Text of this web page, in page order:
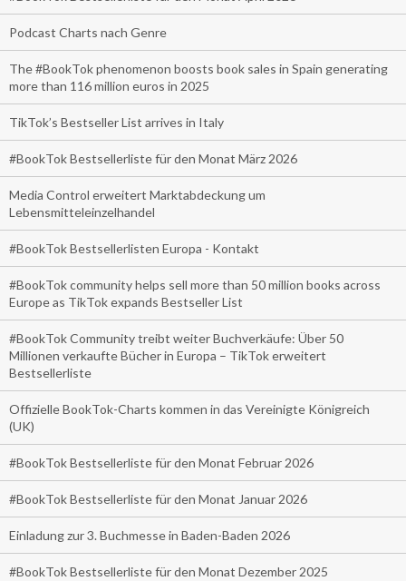
Podcast Charts nach Genre
The #BookTok phenomenon boosts book sales in Spain generating
more than 116 million euros in 2025
TikTok’s Bestseller List arrives in Italy
#BookTok Bestsellerliste für den Monat März 2026
Media Control erweitert Marktabdeckung um
Lebensmitteleinzelhandel
#BookTok Bestsellerlisten Europa - Kontakt
#BookTok community helps sell more than 50 million books across
Europe as TikTok expands Bestseller List
#BookTok Community treibt weiter Buchverkäufe: Über 50
Millionen verkaufte Bücher in Europa – TikTok erweitert
Bestsellerliste
Offizielle BookTok-Charts kommen in das Vereinigte Königreich
(UK)
#BookTok Bestsellerliste für den Monat Februar 2026
#BookTok Bestsellerliste für den Monat Januar 2026
Einladung zur 3. Buchmesse in Baden-Baden 2026
#BookTok Bestsellerliste für den Monat Dezember 2025